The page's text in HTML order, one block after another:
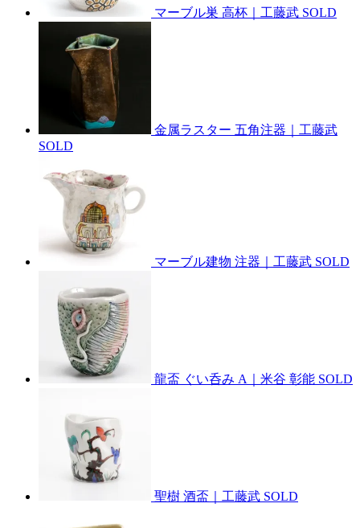
マーブル巣 高杯｜工藤武 SOLD
金属ラスター 五角注器｜工藤武
SOLD
マーブル建物 注器｜工藤武 SOLD
龍盃 ぐい呑み A｜米谷 彰能 SOLD
聖樹 酒盃｜工藤武 SOLD